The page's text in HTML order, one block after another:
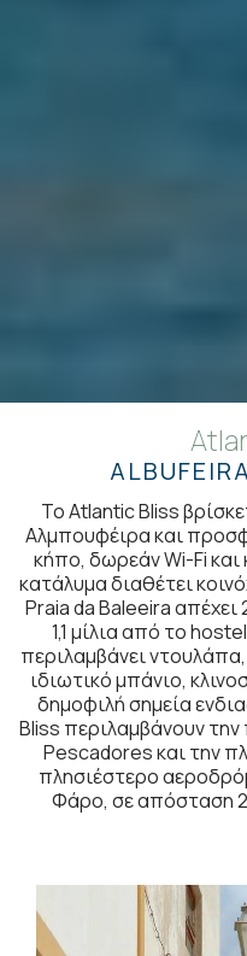
Το Atlantic Bliss
Αλμπουφέιρα και
κήπο, δωρεάν Wi-Fi
κατάλυμα διαθέτει
Praia da Baleeira απέχει
1,1 μίλια από το
περιλαμβάνει
ιδιωτικό μπάνιο,
δημοφιλή σημεία
Bliss περιλαμβάνουν
Pescadores και την
πλησιέστερο
Φάρο, σε απόσταση